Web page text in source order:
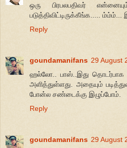
ஒரு பிரபலபதிவர்
படுத்திவிட்டிருக்கீங்க..... ம்ம்ம்...
Reply
goundamanifans 29 August
ஹல்லோ.. பாஸ்..இது தொடர்பாக
அளித்துள்ளது. அதையும்
போன்ல சண்டைக்கு இழுப்போம்.
Reply
goundamanifans 29 August